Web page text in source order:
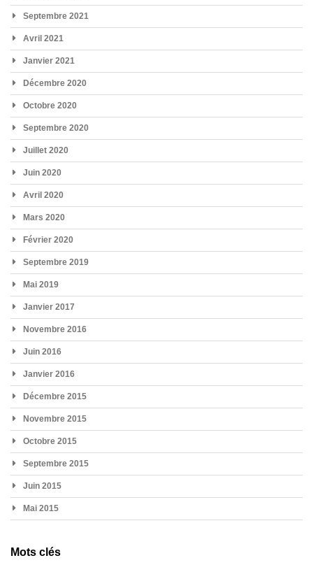
Septembre 2021
Avril 2021
Janvier 2021
Décembre 2020
Octobre 2020
Septembre 2020
Juillet 2020
Juin 2020
Avril 2020
Mars 2020
Février 2020
Septembre 2019
Mai 2019
Janvier 2017
Novembre 2016
Juin 2016
Janvier 2016
Décembre 2015
Novembre 2015
Octobre 2015
Septembre 2015
Juin 2015
Mai 2015
Mots clés